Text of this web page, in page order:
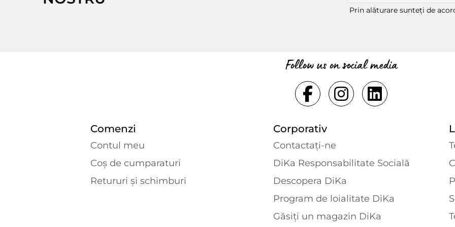
Prin alăturare sunteți de
Follow us on social media
Comenzi
Contul meu
Coș de cumparaturi
Retururi și schimburi
Corporativ
Contactaţi-ne
DiKa Responsabilitate Socială
Descopera DiKa
Program de loialitate DiKa
Găsiți un magazin DiKa